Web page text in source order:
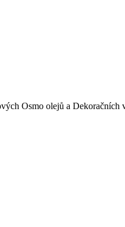
Osmo olejů a Dekoračních